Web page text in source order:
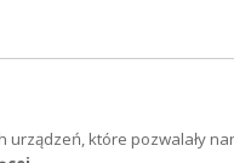
które pozwalały